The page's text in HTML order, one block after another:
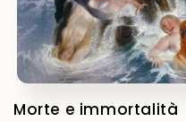
Morte e immortalità